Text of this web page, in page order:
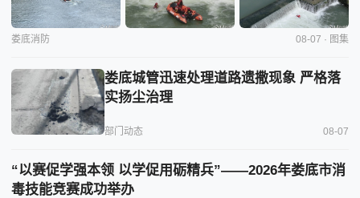
娄底消防 08-07 · 图集
娄底城管迅速处理道路遗撒现象 严格落
实扬尘治理
部门动态 08-07
“以赛促学强本领 以学促用砺精兵”——2026年娄底市消
毒技能竞赛成功举办